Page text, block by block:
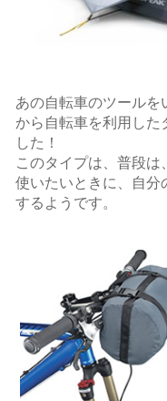
あの自転車のツールを
から自転車を利用した
した！
このタイプは、普段は
使いたいときに、自分
するようです。